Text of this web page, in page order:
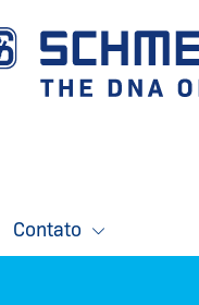
Contato